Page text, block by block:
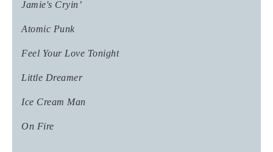
Jamie's Cryin’
Atomic Punk
Feel Your Love Tonight
Little Dreamer
Ice Cream Man
On Fire